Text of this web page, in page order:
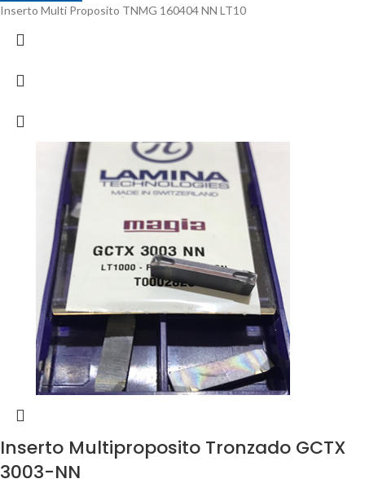
Inserto Multi Proposito TNMG 160404 NN LT10
Inserto Multiproposito Tronzado GCTX
3003-NN